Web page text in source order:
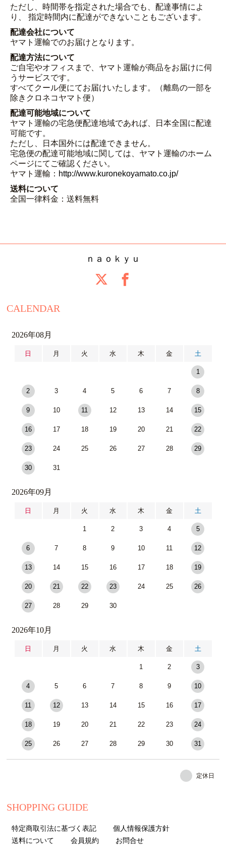
ただし、時間帯を指定された場合でも、配達事情によ
り、 指定時間内に配達ができないこともございます。
配達会社について
ヤマト運輸でのお届けとなります。
配達方法について
ご自宅やオフィスまで、ヤマト運輸が商品をお届けに伺
うサービスです。
すべてクール便にてお届けいたします。（離島の一部を
除きクロネコヤマト便）
配達可能地域について
ヤマト運輸の宅急便配達地域であれば、日本全国に配達
可能です。
ただし、日本国外には配達できません。
宅急便の配達可能地域に関しては、ヤマト運輸のホーム
ページにてご確認ください。
ヤマト運輸： http://www.kuronekoyamato.co.jp/
送料について
全国一律料金：送料無料
ｎａｏｋｙｕ
CALENDAR
2026年08月
日 月 火 水 木 金 土
1
2 3 4 5 6 7 8
9 10 11 12 13 14 15
16 17 18 19 20 21 22
23 24 25 26 27 28 29
30 31
2026年09月
日 月 火 水 木 金 土
1 2 3 4 5
6 7 8 9 10 11 12
13 14 15 16 17 18 19
20 21 22 23 24 25 26
27 28 29 30
2026年10月
日 月 火 水 木 金 土
1 2 3
4 5 6 7 8 9 10
11 12 13 14 15 16 17
18 19 20 21 22 23 24
25 26 27 28 29 30 31
定休日
SHOPPING GUIDE
特定商取引法に基づく表記
個人情報保護方針
送料について
会員規約 お問合せ